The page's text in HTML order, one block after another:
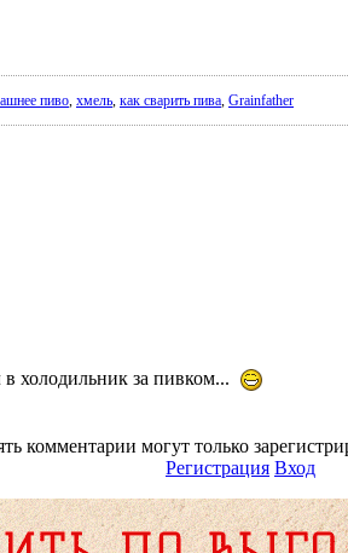
пиво, хмель, как сварить пива, Grainfather
холодильник за пивком...
комментарии могут только
Регистрация Вход